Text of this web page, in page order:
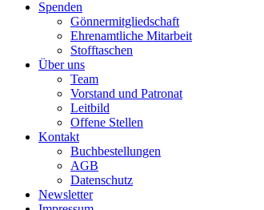
Spenden
Gönnermitgliedschaft
Ehrenamtliche Mitarbeit
Stofftaschen
Über uns
Team
Vorstand und Patronat
Leitbild
Offene Stellen
Kontakt
Buchbestellungen
AGB
Datenschutz
Newsletter